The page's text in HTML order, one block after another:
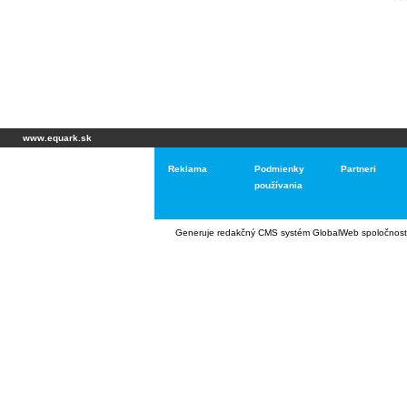
www.equark.sk
Reklama
Podmienky
používania
Partneri
Generuje redakčný CMS systém GlobalWeb